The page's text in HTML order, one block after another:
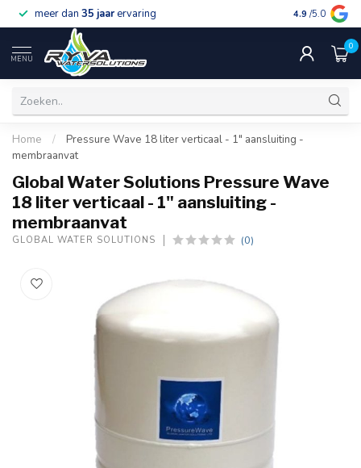
meer dan 35 jaarervaring gratis
4.9 /5.0
MENU
0
Home /
Pressure Wave 18 liter verticaal - 1" aansluiting -
membraanvat
Global Water Solutions Pressure Wave
18 liter verticaal - 1" aansluiting -
membraanvat
GLOBAL WATER SOLUTIONS (0)